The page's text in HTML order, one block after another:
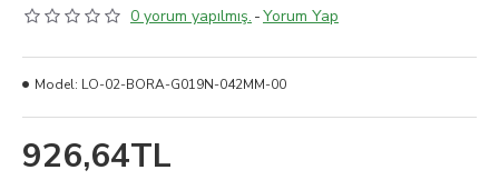
0 yorum yapılmış. -Yorum Yap
926,64TL
Model: LO-02-BORA-G019N-042MM-00